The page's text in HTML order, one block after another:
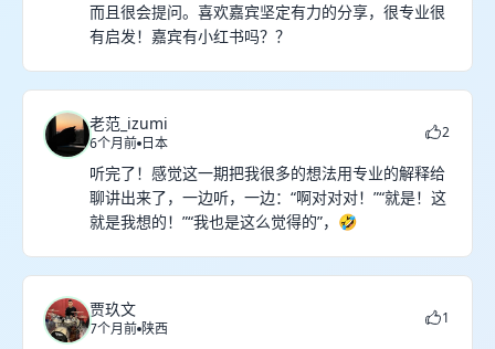
而且很会提问。喜欢嘉宾坚定有力的分享，很专业很
有启发！嘉宾有小红书吗？？
老范_izumi
6个月前 日本
2
听完了！感觉这一期把我很多的想法用专业的解释给
聊讲出来了，一边听，一边：“啊对对对！”“就是！这
就是我想的！”“我也是这么觉得的”，🤣
贾玖文
7个月前 陕西
1